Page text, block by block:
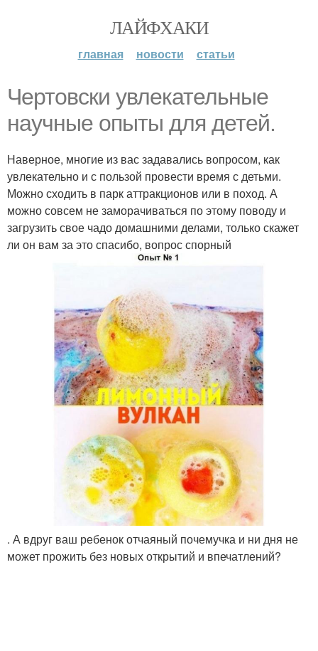
ЛАЙФХАКИ
главная новости статьи
Чертовски увлекательные
научные опыты для детей.
Наверное, многие из вас задавались вопросом, как
увлекательно и с пользой провести время с детьми.
Можно сходить в парк аттракционов или в поход. А
можно совсем не заморачиваться по этому поводу и
загрузить свое чадо домашними делами, только скажет
ли он вам за это спасибо, вопрос спорный
. А вдруг ваш ребенок отчаяный почемучка и ни дня не
может прожить без новых открытий и впечатлений?